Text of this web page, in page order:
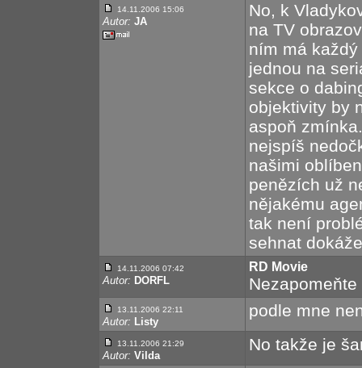
14.11.2006 15:06
Autor: JA
No, k
na TV
ním má
jednou na
sekce o
objektivity by
aspoň
nejspíš
našimi
penězích už
nějakému
tak není
sehnat
14.11.2006 07:42
Autor: DORFL
RD Movie
13.11.2006 22:11
Autor: Listy
podle mne
13.11.2006 21:29
Autor: Vilda
No takže je